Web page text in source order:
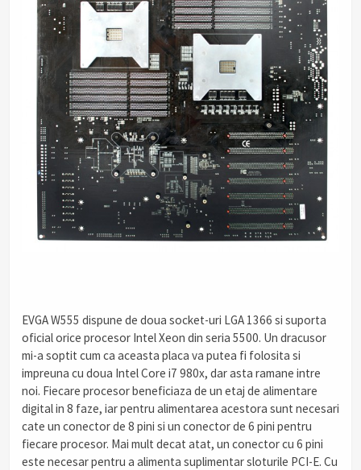
EVGA W555 dispune de doua socket-uri LGA 1366 si suporta
oficial orice procesor Intel Xeon din seria 5500. Un dracusor
mi-a soptit cum ca aceasta placa va putea fi folosita si
impreuna cu doua Intel Core i7 980x, dar asta ramane intre
noi. Fiecare procesor beneficiaza de un etaj de alimentare
digital in 8 faze, iar pentru alimentarea acestora sunt necesari
cate un conector de 8 pini si un conector de 6 pini pentru
fiecare procesor. Mai mult decat atat, un conector cu 6 pini
este necesar pentru a alimenta suplimentar sloturile PCI-E. Cu